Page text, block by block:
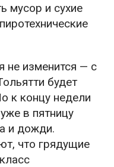
мусор и сухие
не изменится — с
будет
к концу недели
в пятницу
и дожди.
что грядущие